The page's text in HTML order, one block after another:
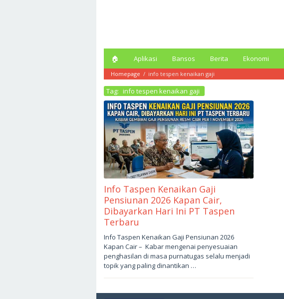
🏠︎ Aplikasi Bansos Berita Ekonomi
Homepage / info tespen kenaikan gaji
Tag: info tespen kenaikan gaji
Info Taspen Kenaikan Gaji
Pensiunan 2026 Kapan Cair,
Dibayarkan Hari Ini PT Taspen
Terbaru
Juni
4,
2026
oleh
sukantengah
Info Taspen Kenaikan Gaji Pensiunan 2026
Kapan Cair – Kabar mengenai penyesuaian
penghasilan di masa purnatugas selalu menjadi
topik yang paling dinantikan …